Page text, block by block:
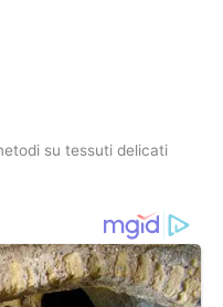
su tessuti delicati